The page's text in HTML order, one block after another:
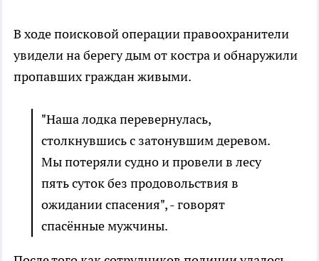
В ходе поисковой операции правоохранители
увидели на берегу дым от костра и обнаружили
пропавших граждан живыми.
"Наша лодка перевернулась,
столкнувшись с затонувшим деревом.
Мы потеряли судно и провели в лесу
пять суток без продовольствия в
ожидании спасения", - говорят
спасённые мужчины.